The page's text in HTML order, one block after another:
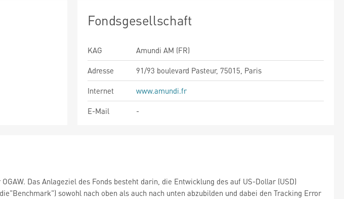
Fondsgesellschaft
KAG
Amundi AM (FR)
Adresse
91/93 boulevard Pasteur, 75015, Paris
Internet
www.amundi.fr
E-Mail
-
Das Anlageziel des Fonds besteht darin, die Entwicklung des auf US-Dollar (USD)
sowohl nach oben als auch nach unten abzubilden und dabei den Tracking Error